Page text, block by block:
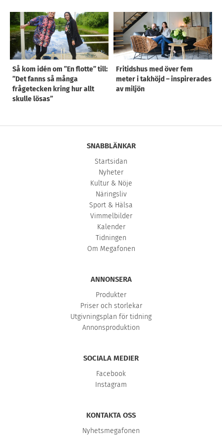
Så kom idén om ”En flotte” till:
”Det fanns så många
frågetecken kring hur allt
skulle lösas”
Fritidshus med över fem
meter i takhöjd – inspirerades
av miljön
SNABBLÄNKAR
Startsidan
Nyheter
Kultur & Nöje
Näringsliv
Sport & Hälsa
Vimmelbilder
Kalender
Tidningen
Om Megafonen
ANNONSERA
Produkter
Priser och storlekar
Utgivningsplan för tidning
Annonsproduktion
SOCIALA MEDIER
Facebook
Instagram
KONTAKTA OSS
Nyhetsmegafonen